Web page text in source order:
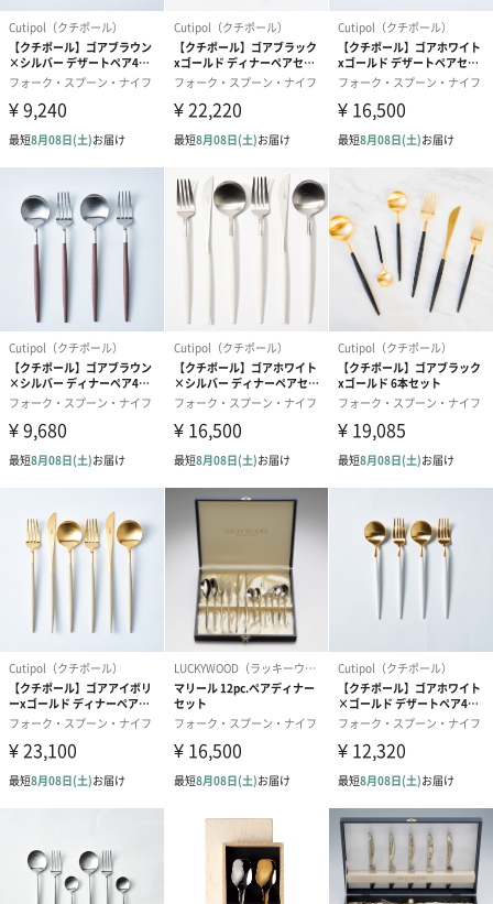
ダンボール装飾（ひま
わり）（720円）
ダンボール装飾（チュ
ーリップ）（720円）
ダンボール装
イトピンク×
ト）（580円）
紙袋
お渡し用の紙袋です。
商品に合わせたサイズをお届けします。
あり（280円）
メッセージカード（通常・写真・グリーティング）
誕生日や結婚祝い・出産祝いなど、様々なシーンのメッセージカ
ードを同梱します。
メッセージカードや封筒のデザインは一部変更する場合がありま
す。